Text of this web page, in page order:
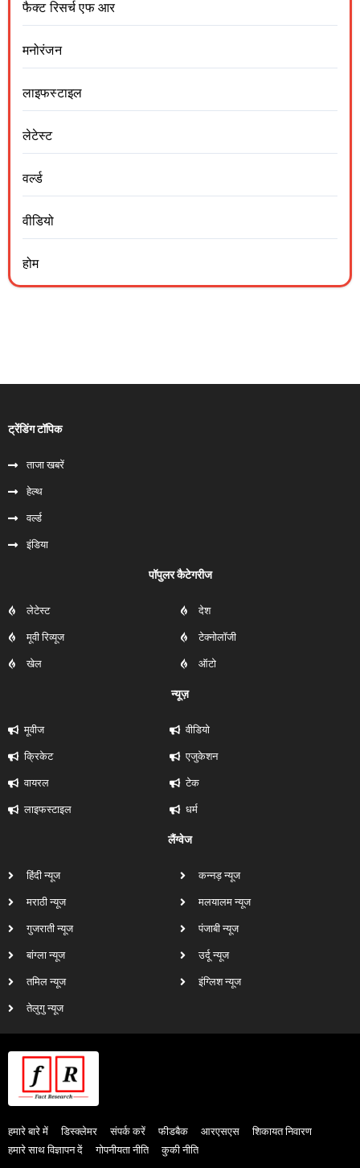
फैक्ट रिसर्च एफ आर
मनोरंजन
लाइफस्टाइल
लेटेस्ट
वर्ल्ड
वीडियो
होम
ट्रेंडिंग टॉपिक
ताजा खबरें
हेल्‍थ
वर्ल्ड
इंडिया
पॉपुलर कैटेगरीज
लेटेस्ट
मूवी रिव्यूज
खेल
देश
टेक्नोलॉजी
ऑटो
न्यूज़
मूवीज
क्रिकेट
वायरल
लाइफस्टाइल
वीडियो
एजुकेशन
टेक
धर्म
लैंग्वेज
हिंदी न्यूज
मराठी न्यूज
गुजराती न्यूज
बांग्ला न्यूज
तमिल न्यूज
तेलुगु न्यूज
कन्नड़ न्यूज
मलयालम न्यूज
पंजाबी न्यूज
उर्दू न्यूज
इंग्लिश न्यूज
हमारे बारे में डिस्क्लेमर संपर्क करें फीडबैक आरएसएस
शिकायत निवारण
हमारे साथ विज्ञापन दें
गोपनीयता नीति कुकी नीति